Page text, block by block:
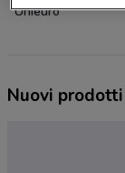
Unieuro
Nuovi